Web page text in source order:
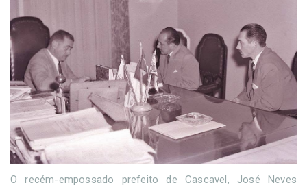
O recém-empossado prefeito de Cascavel, José Neves